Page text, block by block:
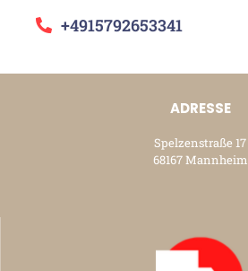
+4915792653341
ADRESSE
Spelzenstraße 17
68167 Mannheim